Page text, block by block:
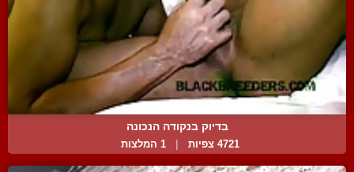
בדיוק בנקודה הנכונה
4721 צפיות 1 המלצות